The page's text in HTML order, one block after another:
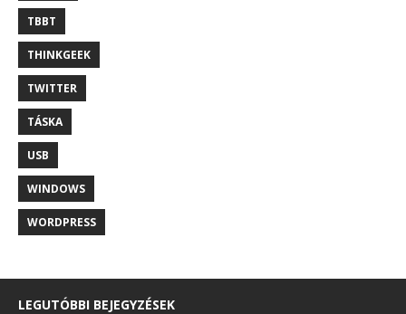
TBBT
THINKGEEK
TWITTER
TÁSKA
USB
WINDOWS
WORDPRESS
LEGUTÓBBI BEJEGYZÉSEK